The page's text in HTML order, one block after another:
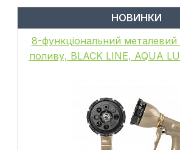
НОВИНКИ
8-функціональний металевий
поливу, BLACK LINE, AQUA